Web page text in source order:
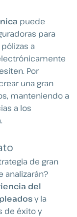
puede
para
a
. Por
una gran
manteniendo a
a los
de gran
analizarán?
del
y la
de éxito y